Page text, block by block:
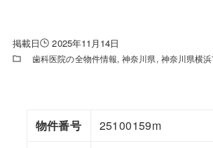
2025年11月14日
歯科医院の全物件情報 神奈川県 神奈川県横
物件番号
25100159m